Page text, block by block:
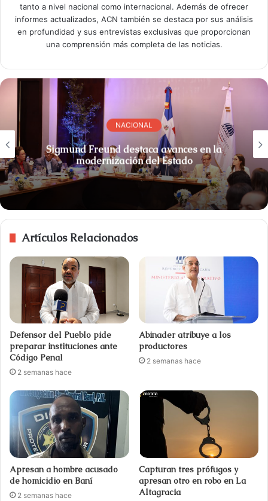
tanto a nivel nacional como internacional. Además de ofrecer
informes actualizados, ACN también se destaca por sus análisis
en profundidad y sus entrevistas exclusivas que proporcionan
una comprensión más completa de las noticias.
NACIONAL
Sigmund Freund destaca avances en la
modernización del Estado
Artículos Relacionados
Defensor del Pueblo pide
preparar instituciones ante
Código Penal
2 semanas hace
Abinader atribuye a los
productores
2 semanas hace
Apresan a hombre acusado
de homicidio en Baní
2 semanas hace
Capturan tres prófugos y
apresan otro en robo en La
Altagracia